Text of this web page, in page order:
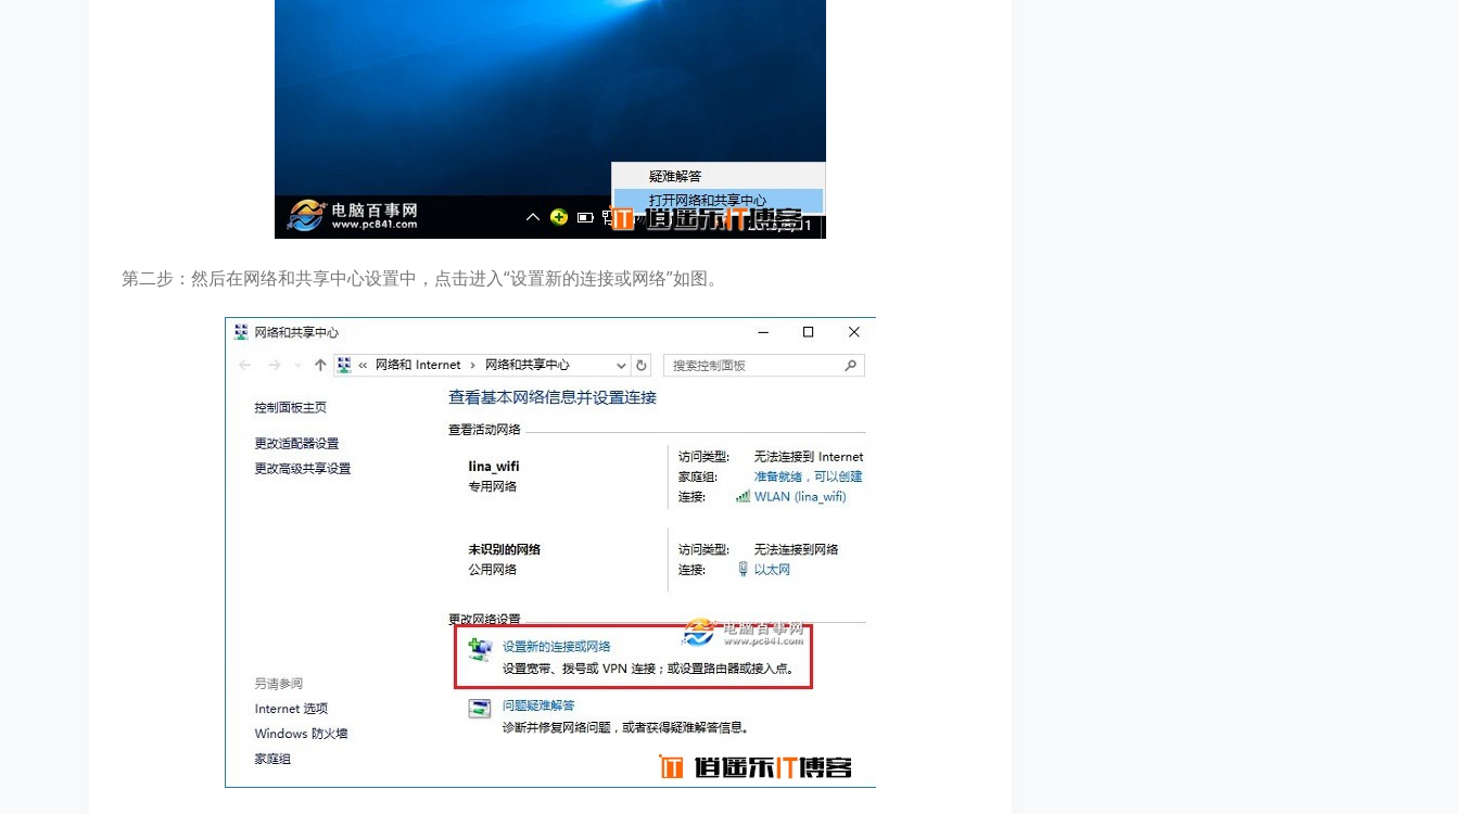
第二步：然后在网络和共享中心设置中，点击进入“设置新的连接或网络”如图。